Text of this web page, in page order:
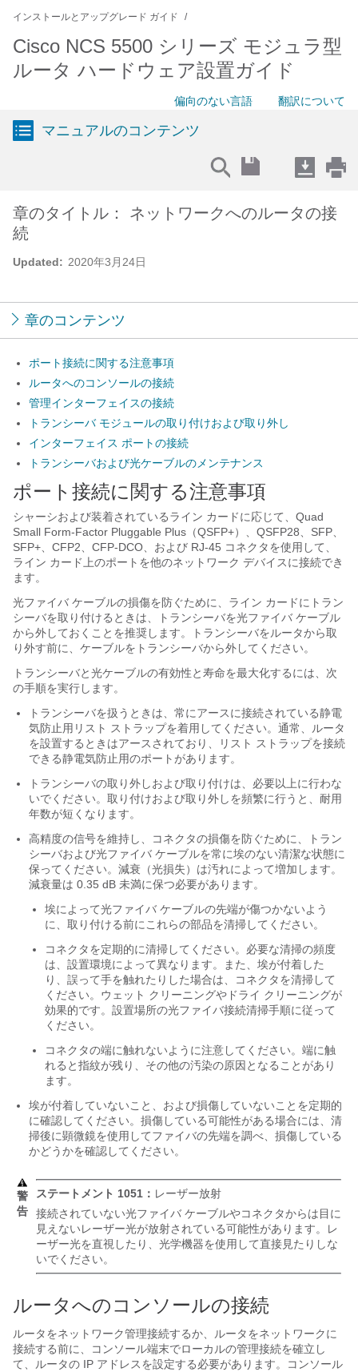
インストールとアップグレード ガイド
Cisco NCS 5500 シリーズ モジュラ型
ルータ ハードウェア設置ガイド
偏向のない言語 翻訳について
マニュアルのコンテンツ
Updated: 2020年3月24日
章のタイトル： ネットワークへのルータの接
続
章のコンテンツ
ポート接続に関する注意事項
ルータへのコンソールの接続
管理インターフェイスの接続
トランシーバ モジュールの取り付けおよび取り外し
インターフェイス ポートの接続
トランシーバおよび光ケーブルのメンテナンス
ポート接続に関する注意事項
シャーシおよび装着されているライン カードに応じて、Quad
Small Form-Factor Pluggable Plus（QSFP+）、QSFP28、SFP、
SFP+、 CFP2、 CFP-DCO、 および RJ-45 コネクタを使用して、
ライン カード上のポートを他のネットワーク デバイスに接続でき
ます。
光ファイバ ケーブルの損傷を防ぐために、ライン カードにトラン
シーバを取り付けるときは、トランシーバを光ファイバ ケーブル
から外しておくことを推奨します。トランシーバをルータから取
り外す前に、ケーブルをトランシーバから外してください。
トランシーバと光ケーブルの有効性と寿命を最大化するには、次
の手順を実行します。
トランシーバを扱うときは、常にアースに接続されている静電
気防止用リスト ストラップを着用してください。通常、ルータ
を設置するときはアースされており、リスト ストラップを接続
できる静電気防止用のポートがあります。
トランシーバの取り外しおよび取り付けは、必要以上に行わな
いでください。取り付けおよび取り外しを頻繁に行うと、耐用
年数が短くなります。
高精度の信号を維持し、コネクタの損傷を防ぐために、トラン
シーバおよび光ファイバ ケーブルを常に埃のない清潔な状態に
保ってください。減衰（光損失）は汚れによって増加します。
減衰量は 0.35 dB 未満に保つ必要があります。
埃によって光ファイバ ケーブルの先端が傷つかないよう
に、取り付ける前にこれらの部品を清掃してください。
コネクタを定期的に清掃してください。必要な清掃の頻度
は、設置環境によって異なります。また、埃が付着した
り、誤って手を触れたりした場合は、コネクタを清掃して
ください。ウェット クリーニングやドライ クリーニングが
効果的です。設置場所の光ファイバ接続清掃手順に従って
ください。
コネクタの端に触れないように注意してください。端に触
れると指紋が残り、その他の汚染の原因となることがあり
ます。
埃が付着していないこと、および損傷していないことを定期的
に確認してください。損傷している可能性がある場合には、清
掃後に顕微鏡を使用してファイバの先端を調べ、損傷している
かどうかを確認してください。
警
告
ステートメント 1051： レーザー放射
接続されていない光ファイバ ケーブルやコネクタからは目に
見えないレーザー光が放射されている可能性があります。レ
ーザー光を直視したり、光学機器を使用して直接見たりしな
いでください。
ルータへのコンソールの接続
ルータをネットワーク管理接続するか、ルータをネットワークに
接続する前に、コンソール端末でローカルの管理接続を確立し
て、ルータの IP アドレスを設定する必要があります。コンソール